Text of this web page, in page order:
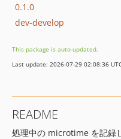
0.1.0
dev-develop
This package is auto-updated.
Last update: 2026-07-29 02:08:36
README
処理中の microtime を記録